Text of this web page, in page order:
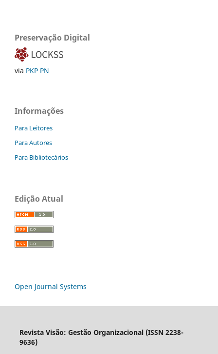
Preservação Digital
via PKP PN
Informações
Para Leitores
Para Autores
Para Bibliotecários
Edição Atual
Open Journal Systems
Revista Visão: Gestão Organizacional (ISSN 2238-
9636)